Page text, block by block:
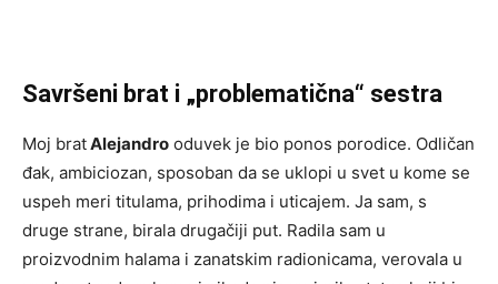
Savršeni brat i „problematična“ sestra
Moj bratAlejandro oduvek je bio ponos porodice. Odličan
đak, ambiciozan, sposoban da se uklopi u svet u kome se
uspeh meri titulama, prihodima i uticajem. Ja sam, s
druge strane, birala drugačiji put. Radila sam u
proizvodnim halama i zanatskim radionicama, verovala u